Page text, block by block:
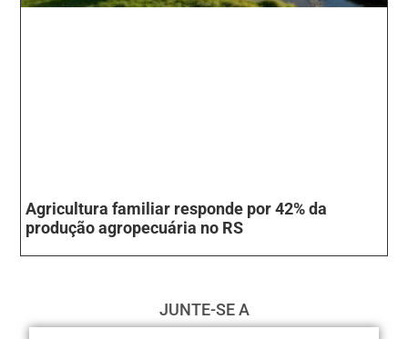
Agricultura familiar responde por 42% da
produção agropecuária no RS
JUNTE-SE A